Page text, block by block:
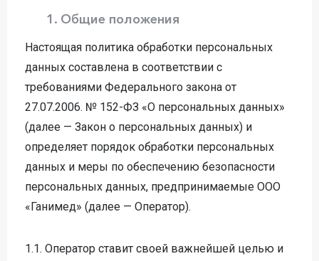
1. Общие положения
Настоящая политика обработки персональных
данных составлена в соответствии с
требованиями Федерального закона от
27.07.2006. № 152-ФЗ «О персональных данных»
(далее — Закон о персональных данных) и
определяет порядок обработки персональных
данных и меры по обеспечению безопасности
персональных данных, предпринимаемые ООО
«Ганимед» (далее — Оператор).
1.1. Оператор ставит своей важнейшей целью и